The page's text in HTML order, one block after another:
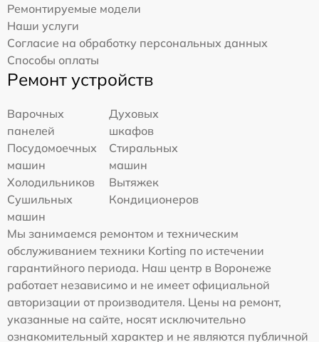
Ремонтируемые модели
Наши услуги
Согласие на обработку персональных данных
Способы оплаты
Ремонт устройств
Варочных
панелей
Духовых
шкафов
Посудомоечных
машин
Стиральных
машин
Холодильников
Вытяжек
Сушильных
машин
Кондиционеров
Мы занимаемся ремонтом и техническим
обслуживанием техники Korting по истечении
гарантийного периода. Наш центр в Воронеже
работает независимо и не имеет официальной
авторизации от производителя. Цены на ремонт,
указанные на сайте, носят исключительно
ознакомительный характер и не являются публичной